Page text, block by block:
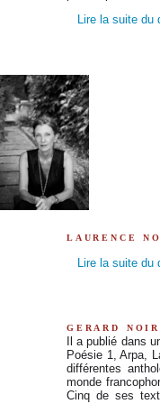
Lire la suite du
laurence
Lire la suite du
gerard
Il a publié dans
Poésie 1, Arpa,
différentes
monde
Cinq de ses